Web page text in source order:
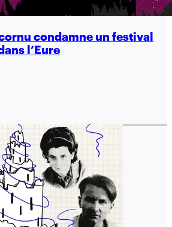
condamne un festival
l’Eure